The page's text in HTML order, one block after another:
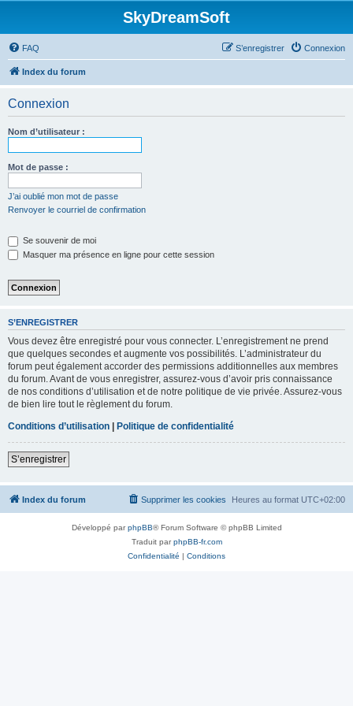
SkyDreamSoft
FAQ Connexion
S’enregistrer
Index du forum
Connexion
Nom d’utilisateur :
Mot de passe :
J’ai oublié mon mot de passe
Renvoyer le courriel de confirmation
Se souvenir de moi
Masquer ma présence en ligne pour cette session
S’ENREGISTRER
Vous devez être enregistré pour vous connecter. L’enregistrement ne prend
que quelques secondes et augmente vos possibilités. L’administrateur du
forum peut également accorder des permissions additionnelles aux membres
du forum. Avant de vous enregistrer, assurez-vous d’avoir pris connaissance
de nos conditions d’utilisation et de notre politique de vie privée. Assurez-vous
de bien lire tout le règlement du forum.
Conditions d’utilisation | Politique de confidentialité
S’enregistrer
Index du forum Heures au format UTC+02:00
Supprimer les cookies
Développé parphpBB® Forum Software © phpBB Limited
Traduit parphpBB-fr.com
Confidentialité | Conditions